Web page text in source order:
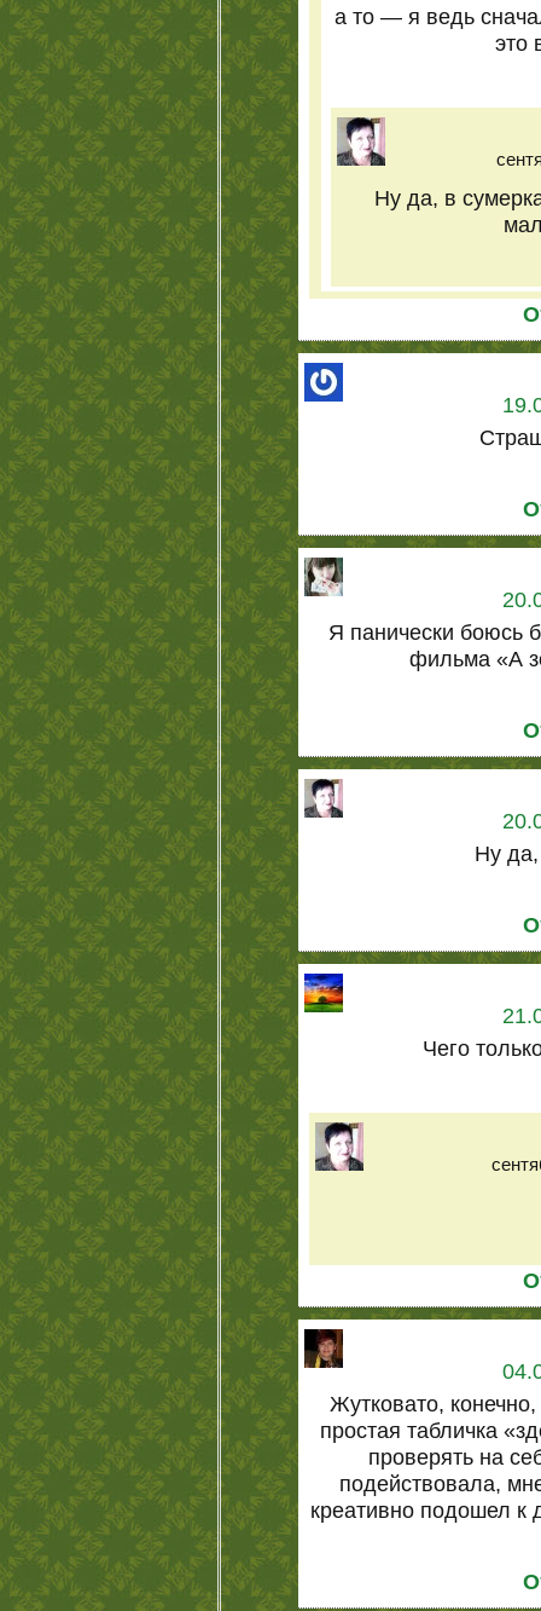
а то — я ведь
это
Ну да, в
Я панически боюсь
фильма «А
Ну да,
Чего
Жутковато,
простая табличка
проверять на
подействовала,
креативно подошел к